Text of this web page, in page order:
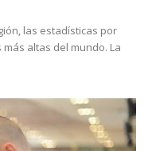
las estadísticas por
altas del mundo. La